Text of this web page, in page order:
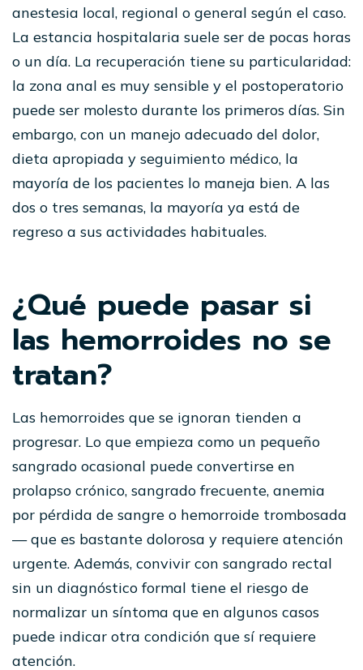
anestesia local, regional o general según el caso.
La estancia hospitalaria suele ser de pocas horas
o un día. La recuperación tiene su particularidad:
la zona anal es muy sensible y el postoperatorio
puede ser molesto durante los primeros días. Sin
embargo, con un manejo adecuado del dolor,
dieta apropiada y seguimiento médico, la
mayoría de los pacientes lo maneja bien. A las
dos o tres semanas, la mayoría ya está de
regreso a sus actividades habituales.
¿Qué puede pasar si
las hemorroides no se
tratan?
Las hemorroides que se ignoran tienden a
progresar. Lo que empieza como un pequeño
sangrado ocasional puede convertirse en
prolapso crónico, sangrado frecuente, anemia
por pérdida de sangre o hemorroide trombosada
— que es bastante dolorosa y requiere atención
urgente. Además, convivir con sangrado rectal
sin un diagnóstico formal tiene el riesgo de
normalizar un síntoma que en algunos casos
puede indicar otra condición que sí requiere
atención.